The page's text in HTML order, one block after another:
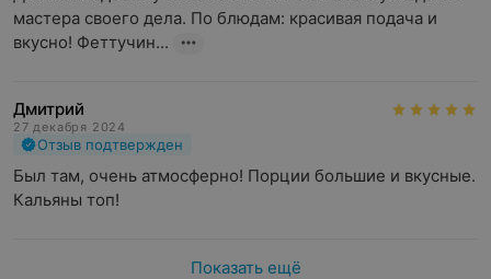
мастера своего дела. По блюдам: красивая подача и
вкусно! Феттучин...
Дмитрий
27 декабря 2024
Отзыв подтвержден
Был там, очень атмосферно! Порции большие и вкусные.
Кальяны топ!
Показать ещё